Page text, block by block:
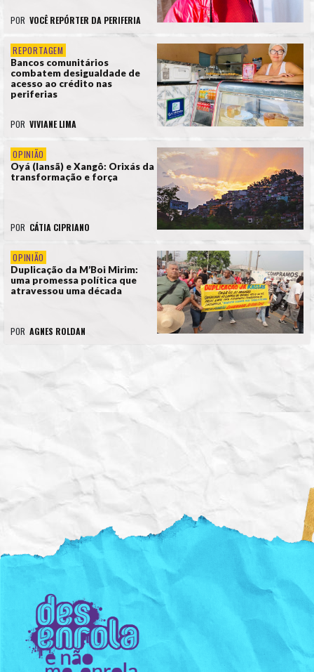
POR VOCÊ REPÓRTER DA PERIFERIA
REPORTAGEM
Bancos comunitários
combatem desigualdade de
acesso ao crédito nas
periferias
POR VIVIANE LIMA
OPINIÃO
Oyá (Iansã) e Xangô: Orixás da
transformação e força
POR CÁTIA CIPRIANO
OPINIÃO
Duplicação da M’Boi Mirim:
uma promessa política que
atravessou uma década
POR AGNES ROLDAN